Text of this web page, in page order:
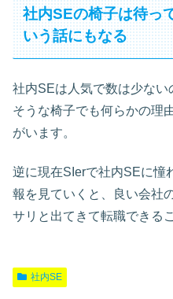
社内SEの椅子は待っ
いう話にもなる
社内SEは人気で数は少な
そうな椅子でも何らかの理
がいます。
逆に現在SIerで社内SEに憧
報を見ていくと、良い会社
サリと出てきて転職できる
社内SE